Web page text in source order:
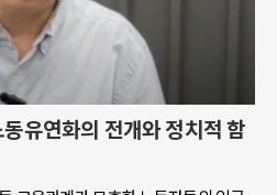
유연화의 전개와 정치적 함